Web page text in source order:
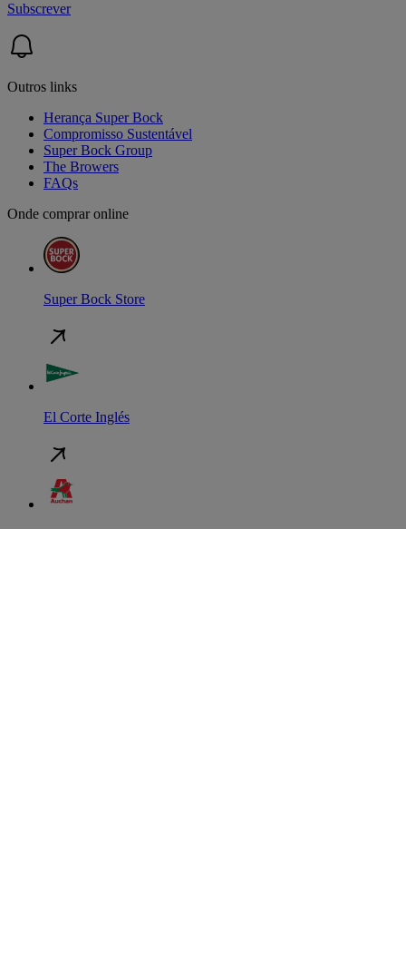
Subscrever
Outros links
Herança Super Bock
Compromisso Sustentável
Super Bock Group
The Browers
FAQs
Onde comprar online
Super Bock Store
El Corte Inglés